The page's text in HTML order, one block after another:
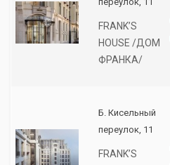
FRANK’S
HOUSE /ДОМ
ФРАНКА/
Б. Кисельный
переулок, 11
FRANK’S